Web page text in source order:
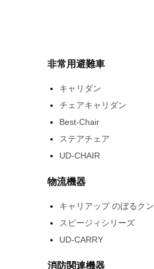
非常用避難車
キャリダン
チェアキャリダン
Best-Chair
ステアチェア
UD-CHAIR
物流機器
キャリアップ のぼるクン
スピージィシリーズ
UD-CARRY
消防関連機器